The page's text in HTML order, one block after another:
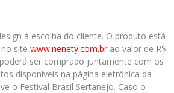
à escolha do cliente. O produto está
site www.nenety.com.brao valor de R$
ser comprado juntamente com os
disponíveis na página eletrônica da
o Festival Brasil Sertanejo. Caso o